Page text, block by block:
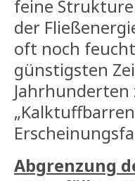
feine
der
oft noch
günstigsten
Abgrenzung